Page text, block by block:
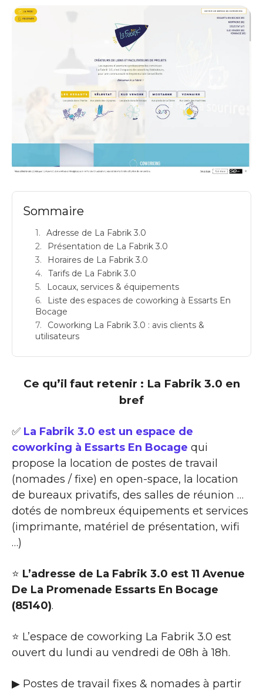
LA FABRIK 3.0: espace de coworking à Essarts En Bocage: Adresse
Sommaire
Adresse de La Fabrik 3.0
Présentation de La Fabrik 3.0
Horaires de La Fabrik 3.0
Tarifs de La Fabrik 3.0
Locaux, services & équipements
Liste des espaces de coworking à Essarts En
Bocage
Coworking La Fabrik 3.0 : avis clients &
utilisateurs
Ce qu’il faut retenir : La Fabrik 3.0 en
bref
✅ La Fabrik 3.0 est un espace de
coworking à Essarts En Bocage qui
propose la location de postes de travail
(nomades / fixe) en open-space, la location
de bureaux privatifs, des salles de réunion …
dotés de nombreux équipements et services
(imprimante, matériel de présentation, wifi
…)
⭐ L’adresse de La Fabrik 3.0 est 11 Avenue
De La Promenade Essarts En Bocage
(85140).
⭐ L’espace de coworking La Fabrik 3.0 est
ouvert du lundi au vendredi de 08h à 18h.
▶ Postes de travail fixes & nomades à partir